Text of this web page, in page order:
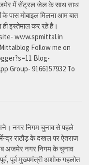
में सेंट्रल जेल के साथ साथ
के पास मोबाइल मिलना आम बात
इस्तेमाल कर रहे हैं।
www.spmittal.in
Follow me on
Blog-
Group- 9166157932 To
नगर निगम चुनाव से पहले
राठौड़ के दखल पर ऐतराज
अजमेर नगर निगम के चुनाव
पूर्व मुख्यमंत्री अशोक गहलोत